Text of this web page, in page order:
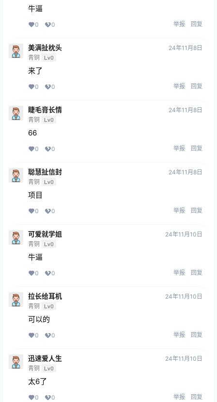
牛逼
0 0 举报 回复
美满扯枕头
青铜 Lv0
24年11月8日
来了
0 0 举报 回复
睫毛膏长情
青铜 Lv0
24年11月8日
66
0 0 举报 回复
聪慧扯信封
青铜 Lv0
24年11月8日
项目
0 0 举报 回复
可爱就学姐
青铜 Lv0
24年11月10日
牛逼
0 0 举报 回复
拉长给耳机
青铜 Lv0
24年11月10日
可以的
0 0 举报 回复
迅速爱人生
青铜 Lv0
24年11月10日
太6了
0 0 举报 回复